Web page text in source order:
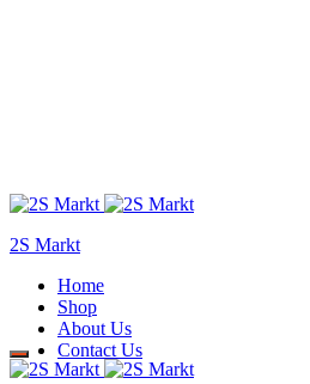
2S Markt
Home
Shop
About Us
Contact Us